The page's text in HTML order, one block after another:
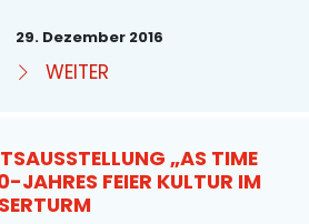
29. Dezember 2016
WEITER
„AS TIME
JAHRES FEIER KULTUR IM